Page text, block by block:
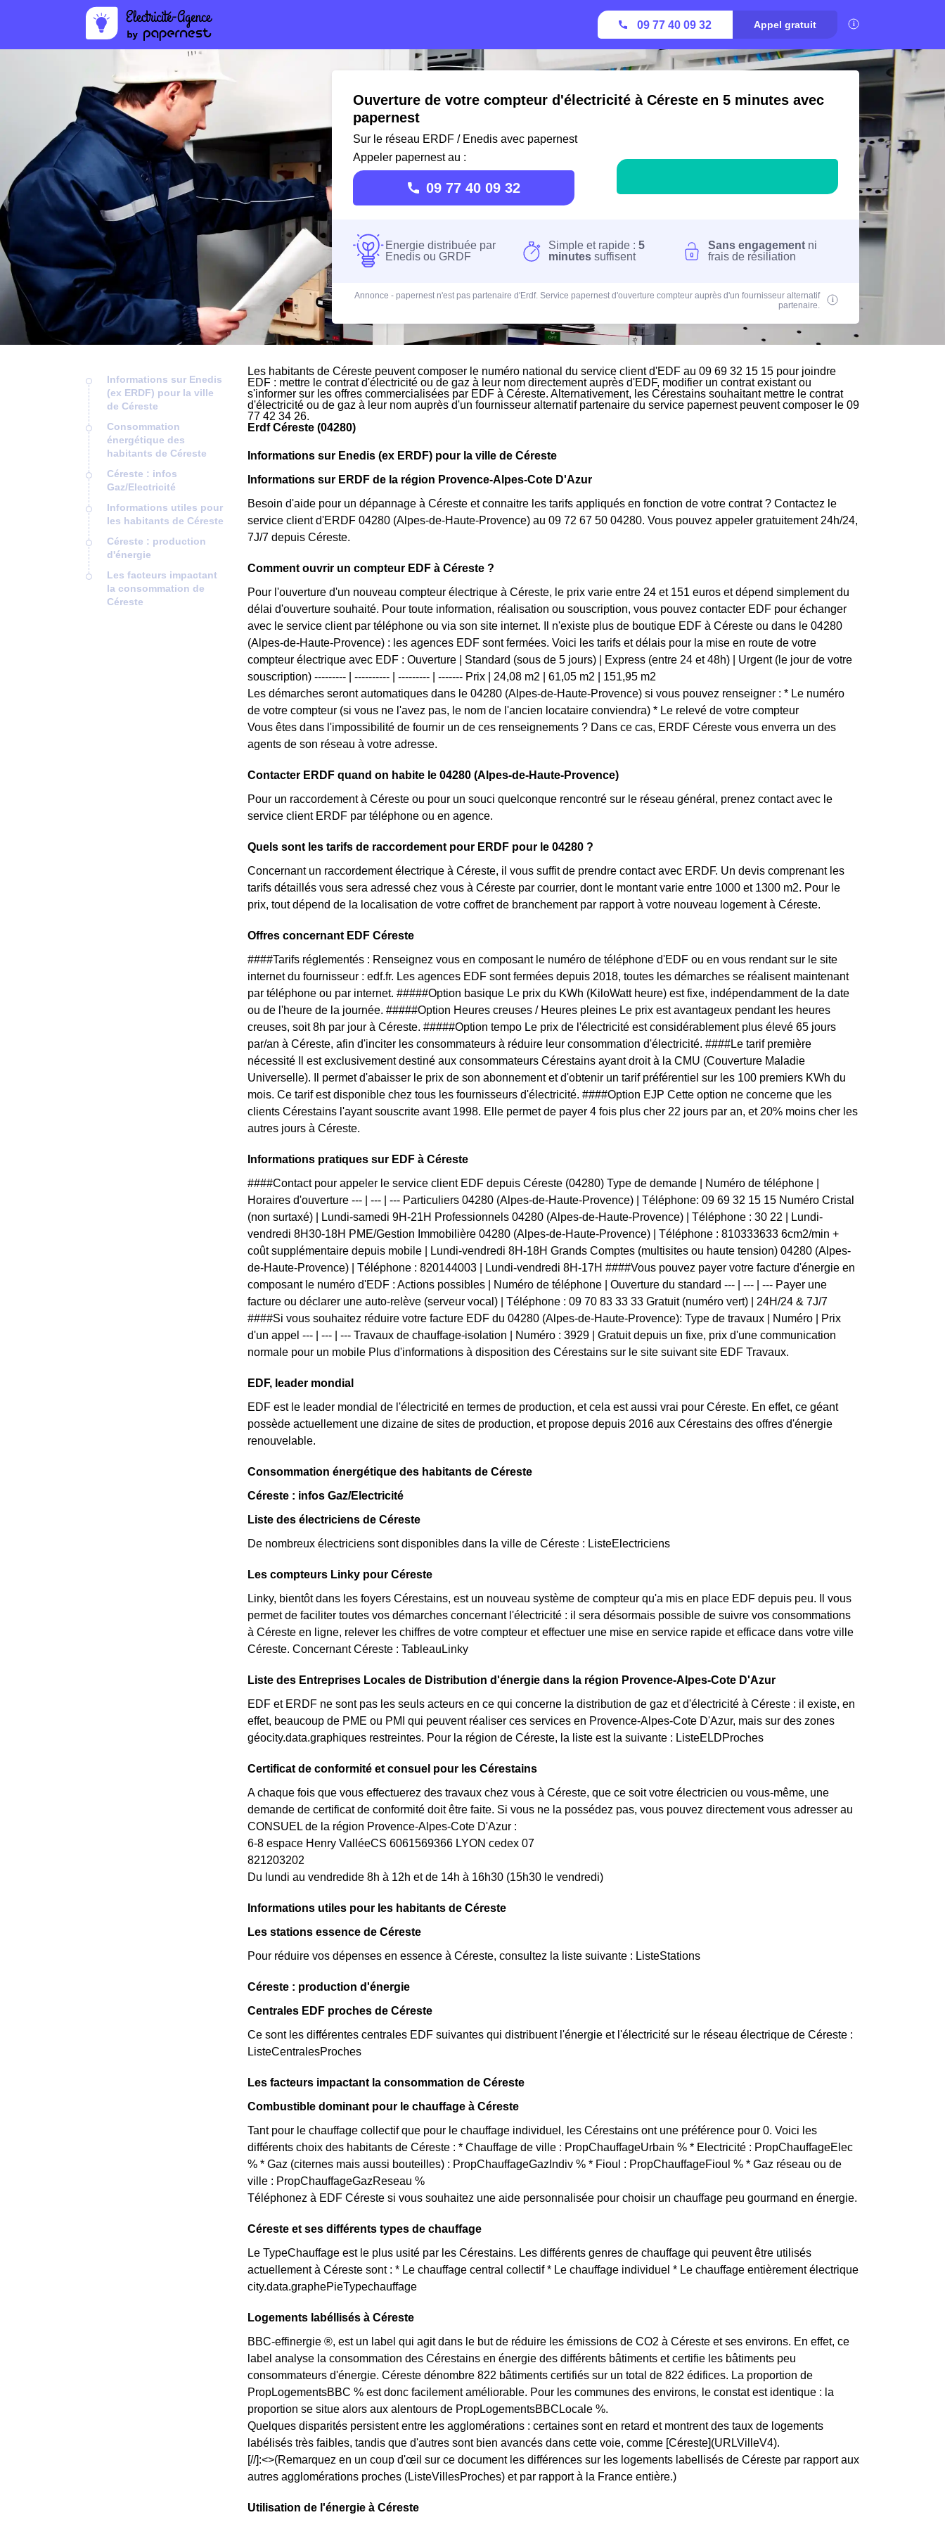
09 77 40 09 32 Appel gratuit
Ouverture de votre compteur d'électricité à Céreste en 5 minutes avec
papernest
Sur le réseau ERDF / Enedis avec papernest
Appeler papernest au :
09 77 40 09 32
Energie distribuée par
Enedis ou GRDF
Simple et rapide :5
minutes suffisent
Sans engagement ni
frais de résiliation
Annonce - papernest n'est pas partenaire d'Erdf. Service papernest d'ouverture compteur auprès d'un fournisseur alternatif
partenaire.
Informations sur Enedis
(ex ERDF) pour la ville
de Céreste
Consommation
énergétique des
habitants de Céreste
Céreste : infos
Gaz/Electricité
Informations utiles pour
les habitants de Céreste
Céreste : production
d'énergie
Les facteurs impactant
la consommation de
Céreste
Les habitants de Céreste peuvent composer le numéro national du service client d'EDF au 09 69 32 15 15 pour joindre
EDF : mettre le contrat d'électricité ou de gaz à leur nom directement auprès d'EDF, modifier un contrat existant ou
s'informer sur les offres commercialisées par EDF à Céreste. Alternativement, les Cérestains souhaitant mettre le contrat
d'électricité ou de gaz à leur nom auprès d'un fournisseur alternatif partenaire du service papernest peuvent composer le 09
77 42 34 26.
Erdf Céreste (04280)
Informations sur Enedis (ex ERDF) pour la ville de Céreste
Informations sur ERDF de la région Provence-Alpes-Cote D'Azur
Besoin d'aide pour un dépannage à Céreste et connaitre les tarifs appliqués en fonction de votre contrat ? Contactez le
service client d'ERDF 04280 (Alpes-de-Haute-Provence) au 09 72 67 50 04280. Vous pouvez appeler gratuitement 24h/24,
7J/7 depuis Céreste.
Comment ouvrir un compteur EDF à Céreste ?
Pour l'ouverture d'un nouveau compteur électrique à Céreste, le prix varie entre 24 et 151 euros et dépend simplement du
délai d'ouverture souhaité. Pour toute information, réalisation ou souscription, vous pouvez contacter EDF pour échanger
avec le service client par téléphone ou via son site internet. Il n'existe plus de boutique EDF à Céreste ou dans le 04280
(Alpes-de-Haute-Provence) : les agences EDF sont fermées. Voici les tarifs et délais pour la mise en route de votre
compteur électrique avec EDF : Ouverture | Standard (sous de 5 jours) | Express (entre 24 et 48h) | Urgent (le jour de votre
souscription) --------- | ---------- | --------- | ------- Prix | 24,08 m2 | 61,05 m2 | 151,95 m2
Les démarches seront automatiques dans le 04280 (Alpes-de-Haute-Provence) si vous pouvez renseigner : * Le numéro
de votre compteur (si vous ne l'avez pas, le nom de l'ancien locataire conviendra) * Le relevé de votre compteur
Vous êtes dans l'impossibilité de fournir un de ces renseignements ? Dans ce cas, ERDF Céreste vous enverra un des
agents de son réseau à votre adresse.
Contacter ERDF quand on habite le 04280 (Alpes-de-Haute-Provence)
Pour un raccordement à Céreste ou pour un souci quelconque rencontré sur le réseau général, prenez contact avec le
service client ERDF par téléphone ou en agence.
Quels sont les tarifs de raccordement pour ERDF pour le 04280 ?
Concernant un raccordement électrique à Céreste, il vous suffit de prendre contact avec ERDF. Un devis comprenant les
tarifs détaillés vous sera adressé chez vous à Céreste par courrier, dont le montant varie entre 1000 et 1300 m2. Pour le
prix, tout dépend de la localisation de votre coffret de branchement par rapport à votre nouveau logement à Céreste.
Offres concernant EDF Céreste
####Tarifs réglementés : Renseignez vous en composant le numéro de téléphone d'EDF ou en vous rendant sur le site
internet du fournisseur : edf.fr. Les agences EDF sont fermées depuis 2018, toutes les démarches se réalisent maintenant
par téléphone ou par internet. #####Option basique Le prix du KWh (KiloWatt heure) est fixe, indépendamment de la date
ou de l'heure de la journée. #####Option Heures creuses / Heures pleines Le prix est avantageux pendant les heures
creuses, soit 8h par jour à Céreste. #####Option tempo Le prix de l'électricité est considérablement plus élevé 65 jours
par/an à Céreste, afin d'inciter les consommateurs à réduire leur consommation d'électricité. ####Le tarif première
nécessité Il est exclusivement destiné aux consommateurs Cérestains ayant droit à la CMU (Couverture Maladie
Universelle). Il permet d'abaisser le prix de son abonnement et d'obtenir un tarif préférentiel sur les 100 premiers KWh du
mois. Ce tarif est disponible chez tous les fournisseurs d'électricité. ####Option EJP Cette option ne concerne que les
clients Cérestains l'ayant souscrite avant 1998. Elle permet de payer 4 fois plus cher 22 jours par an, et 20% moins cher les
autres jours à Céreste.
Informations pratiques sur EDF à Céreste
####Contact pour appeler le service client EDF depuis Céreste (04280) Type de demande | Numéro de téléphone |
Horaires d'ouverture --- | --- | --- Particuliers 04280 (Alpes-de-Haute-Provence) | Téléphone: 09 69 32 15 15 Numéro Cristal
(non surtaxé) | Lundi-samedi 9H-21H Professionnels 04280 (Alpes-de-Haute-Provence) | Téléphone : 30 22 | Lundi-
vendredi 8H30-18H PME/Gestion Immobilière 04280 (Alpes-de-Haute-Provence) | Téléphone : 810333633 6cm2/min +
coût supplémentaire depuis mobile | Lundi-vendredi 8H-18H Grands Comptes (multisites ou haute tension) 04280 (Alpes-
de-Haute-Provence) | Téléphone : 820144003 | Lundi-vendredi 8H-17H ####Vous pouvez payer votre facture d'énergie en
composant le numéro d'EDF : Actions possibles | Numéro de téléphone | Ouverture du standard --- | --- | --- Payer une
facture ou déclarer une auto-relève (serveur vocal) | Téléphone : 09 70 83 33 33 Gratuit (numéro vert) | 24H/24 & 7J/7
####Si vous souhaitez réduire votre facture EDF du 04280 (Alpes-de-Haute-Provence): Type de travaux | Numéro | Prix
d'un appel --- | --- | --- Travaux de chauffage-isolation | Numéro : 3929 | Gratuit depuis un fixe, prix d'une communication
normale pour un mobile Plus d'informations à disposition des Cérestains sur le site suivant site EDF Travaux.
EDF, leader mondial
EDF est le leader mondial de l'électricité en termes de production, et cela est aussi vrai pour Céreste. En effet, ce géant
possède actuellement une dizaine de sites de production, et propose depuis 2016 aux Cérestains des offres d'énergie
renouvelable.
Consommation énergétique des habitants de Céreste
Céreste : infos Gaz/Electricité
Liste des électriciens de Céreste
De nombreux électriciens sont disponibles dans la ville de Céreste : ListeElectriciens
Les compteurs Linky pour Céreste
Linky, bientôt dans les foyers Cérestains, est un nouveau système de compteur qu'a mis en place EDF depuis peu. Il vous
permet de faciliter toutes vos démarches concernant l'électricité : il sera désormais possible de suivre vos consommations
à Céreste en ligne, relever les chiffres de votre compteur et effectuer une mise en service rapide et efficace dans votre ville
Céreste. Concernant Céreste : TableauLinky
Liste des Entreprises Locales de Distribution d'énergie dans la région Provence-Alpes-Cote D'Azur
EDF et ERDF ne sont pas les seuls acteurs en ce qui concerne la distribution de gaz et d'électricité à Céreste : il existe, en
effet, beaucoup de PME ou PMI qui peuvent réaliser ces services en Provence-Alpes-Cote D'Azur, mais sur des zones
géocity.data.graphiques restreintes. Pour la région de Céreste, la liste est la suivante : ListeELDProches
Certificat de conformité et consuel pour les Cérestains
A chaque fois que vous effectuerez des travaux chez vous à Céreste, que ce soit votre électricien ou vous-même, une
demande de certificat de conformité doit être faite. Si vous ne la possédez pas, vous pouvez directement vous adresser au
CONSUEL de la région Provence-Alpes-Cote D'Azur :
6-8 espace Henry ValléeCS 6061569366 LYON cedex 07
821203202
Du lundi au vendredide 8h à 12h et de 14h à 16h30 (15h30 le vendredi)
Informations utiles pour les habitants de Céreste
Les stations essence de Céreste
Pour réduire vos dépenses en essence à Céreste, consultez la liste suivante : ListeStations
Céreste : production d'énergie
Centrales EDF proches de Céreste
Ce sont les différentes centrales EDF suivantes qui distribuent l'énergie et l'électricité sur le réseau électrique de Céreste :
ListeCentralesProches
Les facteurs impactant la consommation de Céreste
Combustible dominant pour le chauffage à Céreste
Tant pour le chauffage collectif que pour le chauffage individuel, les Cérestains ont une préférence pour 0. Voici les
différents choix des habitants de Céreste : * Chauffage de ville : PropChauffageUrbain % * Electricité : PropChauffageElec
% * Gaz (citernes mais aussi bouteilles) : PropChauffageGazIndiv % * Fioul : PropChauffageFioul % * Gaz réseau ou de
ville : PropChauffageGazReseau %
Téléphonez à EDF Céreste si vous souhaitez une aide personnalisée pour choisir un chauffage peu gourmand en énergie.
Céreste et ses différents types de chauffage
Le TypeChauffage est le plus usité par les Cérestains. Les différents genres de chauffage qui peuvent être utilisés
actuellement à Céreste sont : * Le chauffage central collectif * Le chauffage individuel * Le chauffage entièrement électrique
city.data.graphePieTypechauffage
Logements labéllisés à Céreste
BBC-effinergie ®, est un label qui agit dans le but de réduire les émissions de CO2 à Céreste et ses environs. En effet, ce
label analyse la consommation des Cérestains en énergie des différents bâtiments et certifie les bâtiments peu
consommateurs d'énergie. Céreste dénombre 822 bâtiments certifiés sur un total de 822 édifices. La proportion de
PropLogementsBBC % est donc facilement améliorable. Pour les communes des environs, le constat est identique : la
proportion se situe alors aux alentours de PropLogementsBBCLocale %.
Quelques disparités persistent entre les agglomérations : certaines sont en retard et montrent des taux de logements
labélisés très faibles, tandis que d'autres sont bien avancés dans cette voie, comme [Céreste](URLVilleV4).
[//]:<>(Remarquez en un coup d'œil sur ce document les différences sur les logements labellisés de Céreste par rapport aux
autres agglomérations proches (ListeVillesProches) et par rapport à la France entière.)
Utilisation de l'énergie à Céreste